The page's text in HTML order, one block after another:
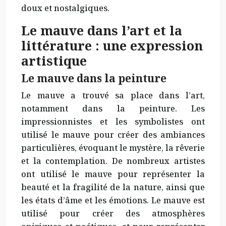
doux et nostalgiques.
Le mauve dans l’art et la
littérature : une expression
artistique
Le mauve dans la peinture
Le mauve a trouvé sa place dans l’art,
notamment dans la peinture. Les
impressionnistes et les symbolistes ont
utilisé le mauve pour créer des ambiances
particulières, évoquant le mystère, la rêverie
et la contemplation. De nombreux artistes
ont utilisé le mauve pour représenter la
beauté et la fragilité de la nature, ainsi que
les états d’âme et les émotions. Le mauve est
utilisé pour créer des atmosphères